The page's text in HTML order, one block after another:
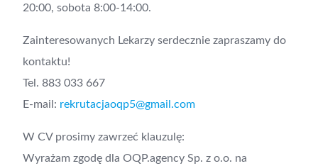
20:00, sobota 8:00-14:00.
Zainteresowanych Lekarzy serdecznie zapraszamy do
kontaktu!
Tel. 883 033 667
E-mail: rekrutacjaoqp5@gmail.com
W CV prosimy zawrzeć klauzulę:
Wyrażam zgodę dla OQP.agency Sp. z o.o. na